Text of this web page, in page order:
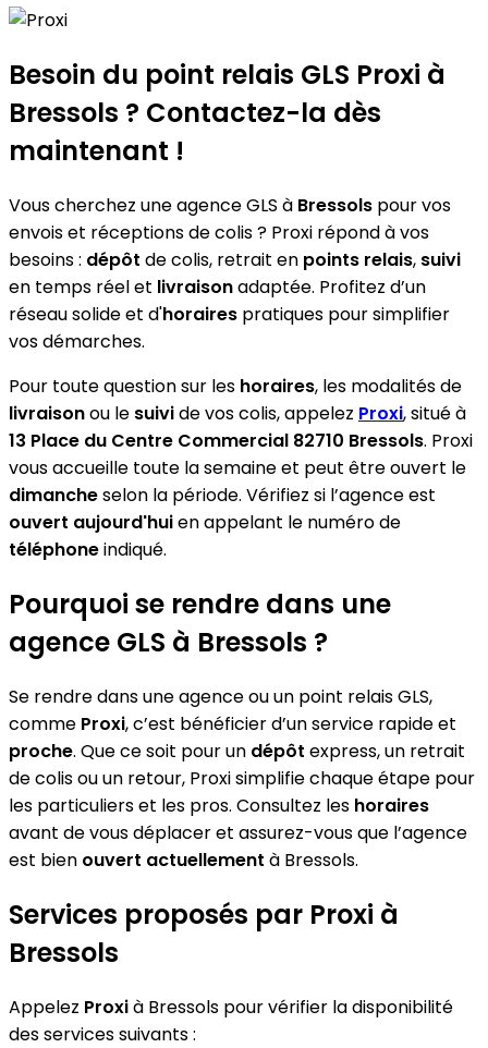
+
−
Besoin du point relais GLS Proxi à
Bressols ? Contactez-la dès
maintenant !
Vous cherchez une agence GLS à Bressols pour vos
envois et réceptions de colis ? Proxi répond à vos
besoins : dépôt de colis, retrait en points relais, suivi
en temps réel et livraisonadaptée. Profitez d’un
réseau solide et d'horaires pratiques pour simplifier
vos démarches.
Pour toute question sur les horaires, les modalités de
livraisonou le suivide vos colis, appelez Proxi, situé à
13 Place du Centre Commercial 82710 Bressols. Proxi
vous accueille toute la semaine et peut être ouvert le
dimancheselon la période. Vérifiez si l’agence est
ouvert aujourd'huien appelant le numéro de
téléphoneindiqué.
Pourquoi se rendre dans une
agence GLS à Bressols ?
Se rendre dans une agence ou un point relais GLS,
comme Proxi, c’est bénéficier d’un service rapide et
proche. Que ce soit pour un dépôt express, un retrait
de colis ou un retour, Proxi simplifie chaque étape pour
les particuliers et les pros. Consultez les horaires
avant de vous déplacer et assurez-vous que l’agence
est bien ouvert actuellement à Bressols.
Services proposés par Proxi à
Bressols
Appelez Proxià Bressols pour vérifier la disponibilité
des services suivants :